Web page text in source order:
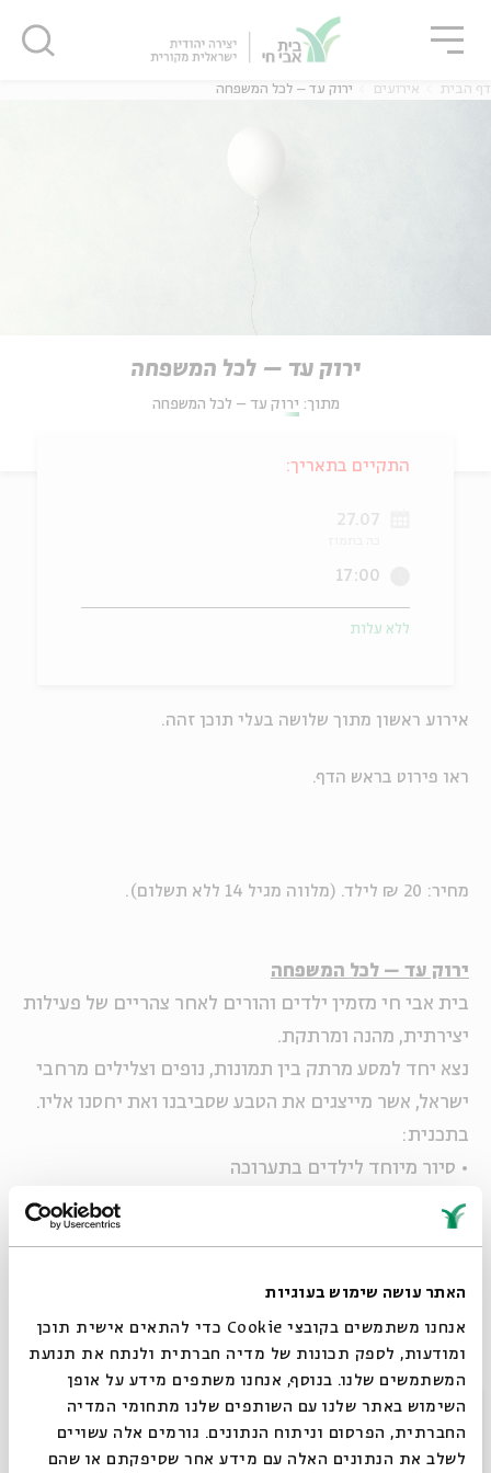
האתר עושה שימוש בעוגיות
אנחנו משתמשים בקובצי Cookie כדי להתאים אישית תוכן
ומודעות, לספק תכונות של מדיה חברתית ולנתח את תנועת
המשתמשים שלנו. בנוסף, אנחנו משתפים מידע על אופן
השימוש באתר שלנו עם השותפים שלנו מתחומי המדיה
החברתית, הפרסום וניתוח הנתונים. גורמים אלה עשויים
לשלב את הנתונים האלה עם מידע אחר שסיפקתם או שהם
דף הבית אירועים ירוק עד – לכל המשפחה
ירוק עד – לכל המשפחה
מתוך: ירוק עד – לכל המשפחה
אירוע ראשון מתוך שלושה בעלי תוכן זהה.
ראו פירוט בראש הדף.
מחיר: 20 ₪ לילד. (מלווה מגיל 14 ללא תשלום).
ירוק עד – לכל המשפחה
בית אבי חי מזמין ילדים והורים לאחר צהריים של פעילות
יצירתית, מהנה ומרתקת.
נצא יחד למסע מרתק בין תמונות, נופים וצלילים מרחבי
ישראל, אשר מייצגים את הטבע שסביבנו ואת יחסנו אליו.
בתכנית:
• סיור מיוחד לילדים בתערוכה
• פעילויות יצירה בהשראת המוצגים בתערוכה
• משחקים ופעילויות נוספות בחצר
•
הפעילות מתאימה לכל המשפחה
הסיור בתערוכה מתאים לילדים מגיל 5 ומעלה
מחיר: 20 ₪ לילד. (מלווה מגיל 14 ללא תשלום).
הפעילות תתקיים במספר מועדים ע"פ המפורט מטה.
התקיים בתאריך:
27.07
17:00
ללא עלות
סגור
סגור